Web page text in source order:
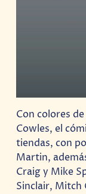
Con colores
Cowles, el
tiendas, con
Martin,
Craig y Mike
Sinclair, Mitch